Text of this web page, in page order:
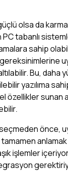
olsa da
PC tabanlı
sahip
Bu, daha
yazılıma
sunan
önce,
işlemler